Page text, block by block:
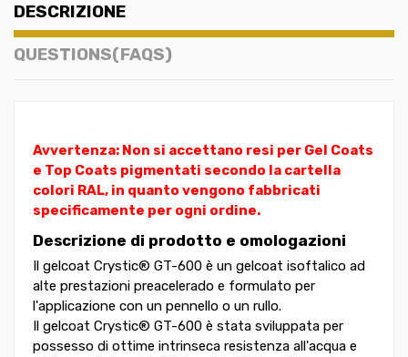
DESCRIZIONE
QUESTIONS(FAQS)
Avvertenza: Non si accettano resi per Gel Coats
e Top Coats pigmentati secondo la cartella
colori RAL, in quanto vengono fabbricati
specificamente per ogni ordine.
Descrizione di prodotto e omologazioni
Il gelcoat Crystic® GT-600 è un gelcoat isoftalico ad
alte prestazioni preacelerado e formulato per
l'applicazione con un pennello o un rullo.
Il gelcoat Crystic® GT-600 è stata sviluppata per
possesso di ottime intrinseca resistenza all'acqua e